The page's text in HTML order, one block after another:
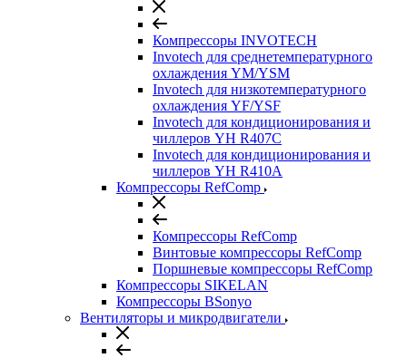
Компрессоры INVOTECH
Invotech для среднетемпературного
охлаждения YM/YSM
Invotech для низкотемпературного
охлаждения YF/YSF
Invotech для кондиционирования и
чиллеров YH R407C
Invotech для кондиционирования и
чиллеров YH R410A
Компрессоры RefComp
Компрессоры RefComp
Винтовые компрессоры RefComp
Поршневые компрессоры RefComp
Компрессоры SIKELAN
Компрессоры BSonyo
Вентиляторы и микродвигатели